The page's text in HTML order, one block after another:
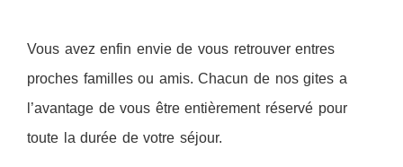
Vous avez enfin envie de vous retrouver entres
proches familles ou amis. Chacun de nos gites a
l’avantage de vous être entièrement réservé pour
toute la durée de votre séjour.